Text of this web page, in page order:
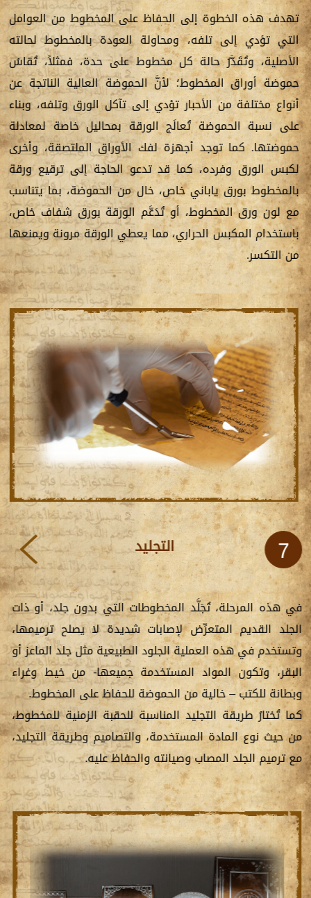
تهدف هذه الخطوة إلى الحفاظ على المخطوط من العوامل
التي تؤدي إلى تلفه، ومحاولة العودة بالمخطوط لحالته
الأصلية، وتُقَدَّرُ حالة كل مخطوط على حدة، فمثلاً، تُقاسُ
حموضة أوراق المخطوط؛ لأنَّ الحموضة العالية الناتجة عن
أنواع مختلفة من الأحبار تؤدي إلى تآكل الورق وتلفه، وبناء
على نسبة الحموضة تُعالَج الورقة بمحاليل خاصة لمعادلة
حموضتها. كما توجد أجهزة لفك الأوراق الملتصقة، وأخرى
لكبس الورق وفرده، كما قد تدعو الحاجة إلى ترقيع ورقة
بالمخطوط بورق ياباني خاص، خال من الحموضة، بما يتناسب
مع لون ورق المخطوط، أو تُدَعَّم الورقة بورق شفاف خاص،
باستخدام المكبس الحراري، مما يعطي الورقة مرونة ويمنعها
من التكسر.
التجليد 7
في هذه المرحلة، تُجَلَّد المخطوطات التي بدون جلد، أو ذات
الجلد القديم المتعرِّض لإصابات شديدة لا يصلح ترميمها،
وتستخدم في هذه العملية الجلود الطبيعية مثل جلد الماعز أو
البقر، وتكون المواد المستخدمة جميعها- من خيط وغراء
وبطانة للكتب – خالية من الحموضة للحفاظ على المخطوط.
كما تُختارُ طريقة التجليد المناسبة للحقبة الزمنية للمخطوط،
من حيث نوع المادة المستخدمة، والتصاميم وطريقة التجليد،
مع ترميم الجلد المصاب وصيانته والحفاظ عليه.